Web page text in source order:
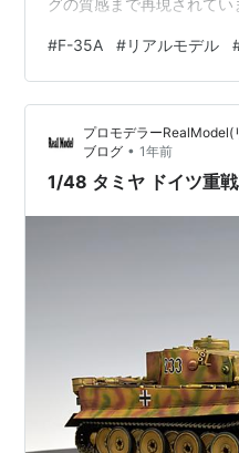
グの質感まで再現されて
立てられました。 初心者
す。 最新鋭としてのオー
は、三沢基地所属機とな
ペは別パーツが付いてお
塗装について 新しい機体
せ…
#F-35A #リアルモデル
プロモデラーRealModel(
ブログ • 1年前
1/48 タミヤ ドイツ重